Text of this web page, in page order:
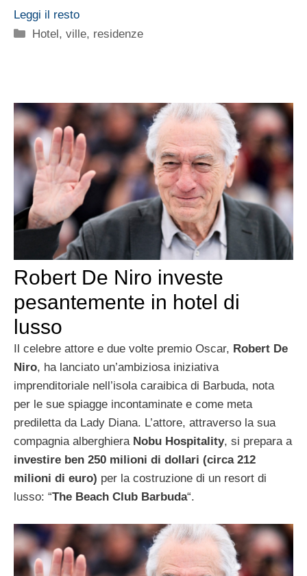
Leggi il resto
Categorie
Hotel, ville, residenze
Robert De Niro investe
pesantemente in hotel di
lusso
Il celebre attore e due volte premio Oscar, Robert De
Niro, ha lanciato un’ambiziosa iniziativa
imprenditoriale nell’isola caraibica di Barbuda, nota
per le sue spiagge incontaminate e come meta
prediletta da Lady Diana. L’attore, attraverso la sua
compagnia alberghiera Nobu Hospitality, si prepara a
investire ben 250 milioni di dollari (circa 212
milioni di euro) per la costruzione di un resort di
lusso: “The Beach Club Barbuda“.